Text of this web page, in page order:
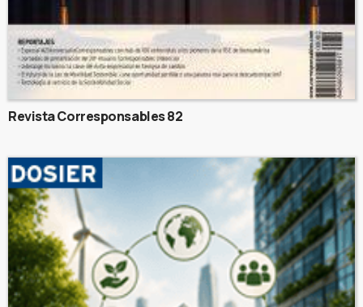
Revista Corresponsables 82